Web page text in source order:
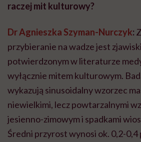
raczej mit kulturowy?
DrAgnieszka Szyman-Nurczyk:
przybieranie na wadze jest
potwierdzonym w literaturze
wyłącznie mitem kulturowym.
wykazują sinusoidalny wzorzec
niewielkimi, lecz powtarzalnymi
jesienno-zimowym i spadkami
Średni przyrost wynosi ok. 0,2-0,4